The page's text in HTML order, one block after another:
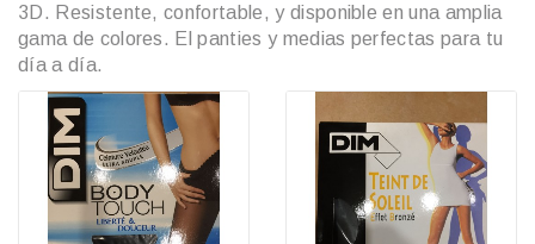
3D. Resistente, confortable, y disponible en una amplia
gama de colores. El panties y medias perfectas para tu
día a día.